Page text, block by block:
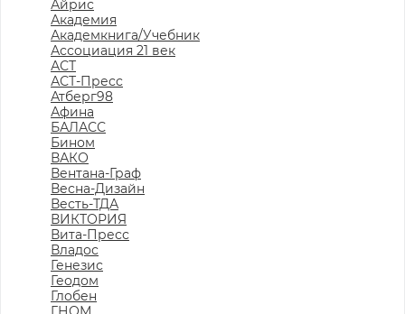
Айрис
Академия
Академкнига/Учебник
Ассоциация 21 век
АСТ
АСТ-Пресс
Атберг98
Афина
БАЛАСС
Бином
ВАКО
Вентана-Граф
Весна-Дизайн
Весть-ТДА
ВИКТОРИЯ
Вита-Пресс
Владос
Генезис
Геодом
Глобен